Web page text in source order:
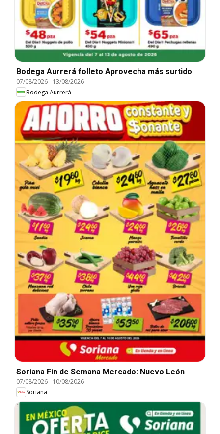
Bodega Aurrerá folleto Aprovecha más surtido
07/08/2026- 13/08/2026
Bodega Aurrerá
Soriana Fin de Semana Mercado: Nuevo León
07/08/2026- 10/08/2026
Soriana